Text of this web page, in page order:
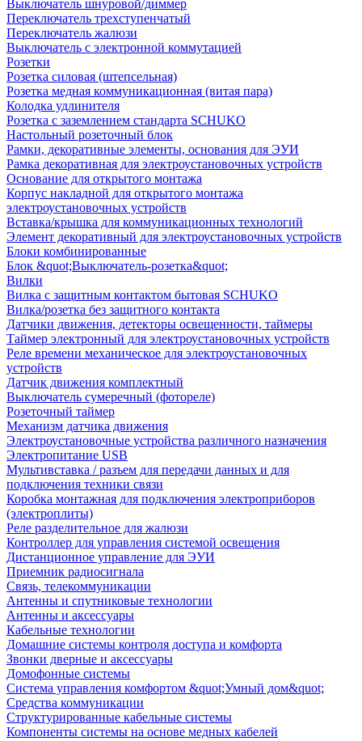
Выключатель шнуровой/диммер
Переключатель трехступенчатый
Переключатель жалюзи
Выключатель с электронной коммутацией
Розетки
Розетка силовая (штепсельная)
Розетка медная коммуникационная (витая пара)
Колодка удлинителя
Розетка с заземлением стандарта SCHUKO
Настольный розеточный блок
Рамки, декоративные элементы, основания для ЭУИ
Рамка декоративная для электроустановочных устройств
Основание для открытого монтажа
Корпус накладной для открытого монтажа
электроустановочных устройств
Вставка/крышка для коммуникационных технологий
Элемент декоративный для электроустановочных устройств
Блоки комбинированные
Блок &quot;Выключатель-розетка&quot;
Вилки
Вилка с защитным контактом бытовая SCHUKO
Вилка/розетка без защитного контакта
Датчики движения, детекторы освещенности, таймеры
Таймер электронный для электроустановочных устройств
Реле времени механическое для электроустановочных
устройств
Датчик движения комплектный
Выключатель сумеречный (фотореле)
Розеточный таймер
Механизм датчика движения
Электроустановочные устройства различного назначения
Электропитание USB
Мультивставка / разъем для передачи данных и для
подключения техники связи
Коробка монтажная для подключения электроприборов
(электроплиты)
Реле разделительное для жалюзи
Контроллер для управления системой освещения
Дистанционное управление для ЭУИ
Приемник радиосигнала
Связь, телекоммуникации
Антенны и спутниковые технологии
Антенны и аксессуары
Кабельные технологии
Домашние системы контроля доступа и комфорта
Звонки дверные и аксессуары
Домофонные системы
Система управления комфортом &quot;Умный дом&quot;
Средства коммуникации
Структурированные кабельные системы
Компоненты системы на основе медных кабелей